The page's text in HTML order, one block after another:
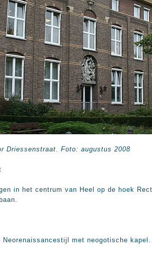
Driessenstraat. Foto: augustus 2008
in het centrum van Heel op de hoek
Neorenaissancestijl met neogotische kapel.